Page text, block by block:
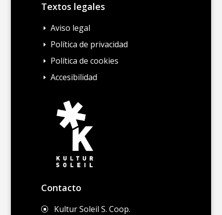
Textos legales
E Aviso legal
E Política de privacidad
E Política de cookies
E Accesibilidad
Contacto
] Kultur Soleil S. Coop.